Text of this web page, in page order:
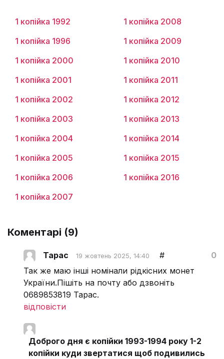
1 копійка 1992
1 копійка 1996
1 копійка 2000
1 копійка 2001
1 копійка 2002
1 копійка 2003
1 копійка 2004
1 копійка 2005
1 копійка 2006
1 копійка 2007
1 копійка 2008
1 копійка 2009
1 копійка 2010
1 копійка 2011
1 копійка 2012
1 копійка 2013
1 копійка 2014
1 копійка 2015
1 копійка 2016
Коментарі (9)
Тарас 19 жовтень 2025, 14:40 #
0
Так же маю інші номінали рідкісних монет
України.Пішіть на почту або дзвоніть
0689853819 Тарас.
відповісти
Доброго дня є копійки 1993-1994 року 1-2
копійки куди звертатися щоб подивились